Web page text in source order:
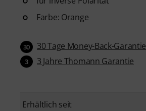
Farbe: Orange
30 30 Tage Money-Back-Garantie
3 3 Jahre Thomann Garantie
Erhältlich seit